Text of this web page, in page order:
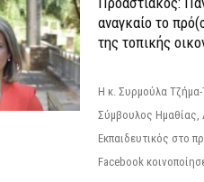
αναγκαίο το
της τοπικής
Η κ. Συρμούλα
Σύμβουλος Ημαθίας,
Εκπαιδευτικός στο
Facebook